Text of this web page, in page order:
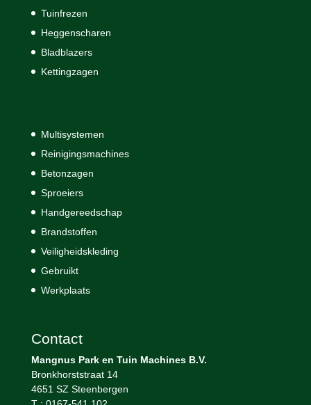
Tuinfrezen
Heggenscharen
Bladblazers
Kettingzagen
Multisystemen
Reinigingsmachines
Betonzagen
Sproeiers
Handgereedschap
Brandstoffen
Veiligheidskleding
Gebruikt
Werkplaats
Contact
Mangnus Park en Tuin Machines B.V.
Bronkhorststraat 14
4651 SZ Steenbergen